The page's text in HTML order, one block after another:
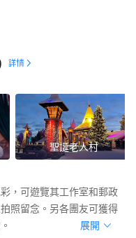
聖誕老人村
，可遊覽其工作室和郵政
照留念。另各團友可獲得
展開